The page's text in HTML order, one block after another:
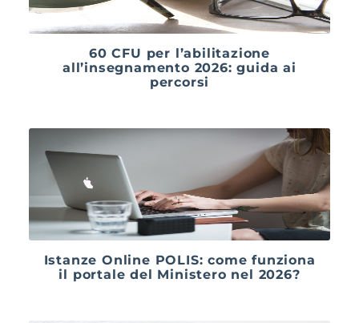
60 CFU per l’abilitazione
all’insegnamento 2026: guida ai
percorsi
Istanze Online POLIS: come funziona
il portale del Ministero nel 2026?